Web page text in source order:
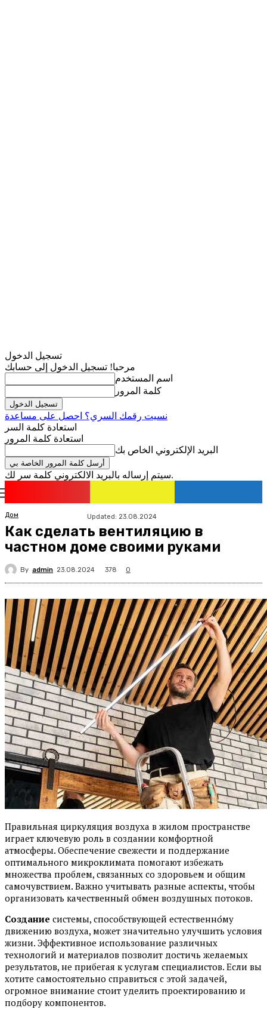
تسجيل الدخول
مرحبا! تسجيل الدخول إلى حسابك
اسم المستخدم
كلمة المرور
نسيت رقمك السري؟ احصل على مساعدة
استعادة كلمة السر
استعادة كلمة المرور
البريد الإلكتروني الخاص بك
سيتم إرساله بالبريد الالكتروني كلمة سر لك.
Дом Updated: 23.08.2024
Как сделать вентиляцию в
частном доме своими руками
By admin 23.08.2024 378 0
Правильная циркуляция воздуха в жилом пространстве
играет ключевую роль в создании комфортной
атмосферы. Обеспечение свежести и поддержание
оптимального микроклимата помогают избежать
множества проблем, связанных со здоровьем и общим
самочувствием. Важно учитывать разные аспекты, чтобы
организовать качественный обмен воздушных потоков.
Создание системы, способствующей естественно́му
движению воздуха, может значительно улучшить условия
жизни. Эффективное использование различных
технологий и материалов позволит достичь желаемых
результатов, не прибегая к услугам специалистов. Если вы
хотите самостоятельно справиться с этой задачей,
огромное внимание стоит уделить проектированию и
подбору компонентов.